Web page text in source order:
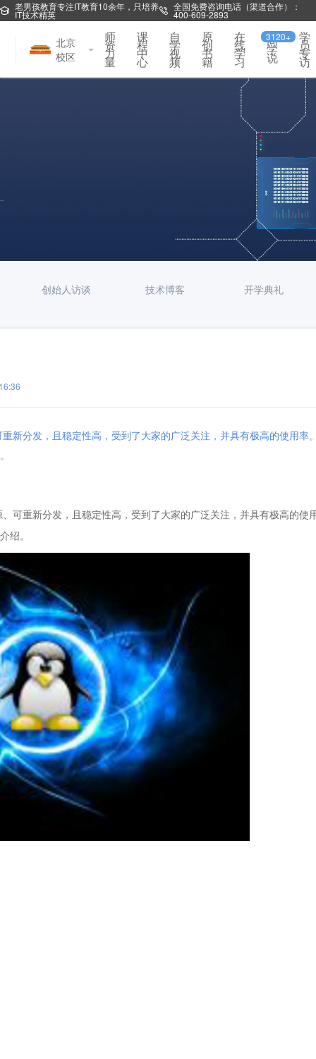
老男孩教育专注IT教育10余年，只培养
IT技术精英
全国免费咨询电话（渠道合作）：
400-609-2893
北京
校区
师
资
力
量
课
程
中
心
自
学
视
频
原
创
书
籍
在
线
学
习
同
学
说
3120+ 学
员
专
访
创始人访谈 技术博客 开学典礼
新分发，且稳定性高，受到了大家的广泛关注，并具有极高的使用率
重新分发，且稳定性高，受到了大家的广泛关注，并具有极高的使
绍。